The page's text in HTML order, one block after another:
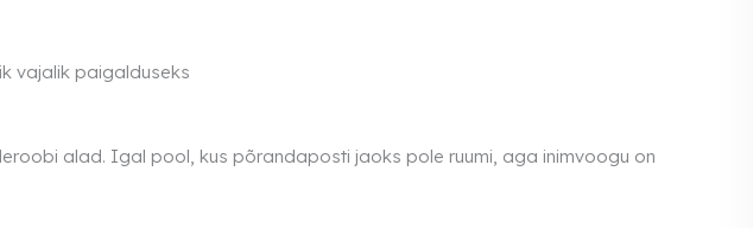
vajalik paigalduseks
alad. Igal pool, kus põrandaposti jaoks pole ruumi, aga inimvoogu on